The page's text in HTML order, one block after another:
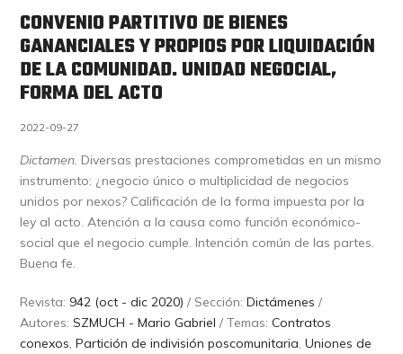
CONVENIO PARTITIVO DE BIENES
GANANCIALES Y PROPIOS POR LIQUIDACIÓN
DE LA COMUNIDAD. UNIDAD NEGOCIAL,
FORMA DEL ACTO
2022-09-27
Dictamen. Diversas prestaciones comprometidas en un mismo
instrumento: ¿negocio único o multiplicidad de negocios
unidos por nexos? Calificación de la forma impuesta por la
ley al acto. Atención a la causa como función económico-
social que el negocio cumple. Intención común de las partes.
Buena fe.
Revista: 942 (oct - dic 2020) / Sección:Dictámenes /
Autores:SZMUCH - Mario Gabriel / Temas:Contratos
conexos,Partición de indivisión poscomunitaria,Uniones de